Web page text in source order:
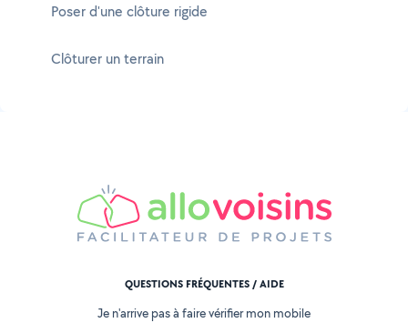
Poser d'une clôture rigide
Clôturer un terrain
QUESTIONS FRÉQUENTES / AIDE
Je n'arrive pas à faire vérifier mon mobile